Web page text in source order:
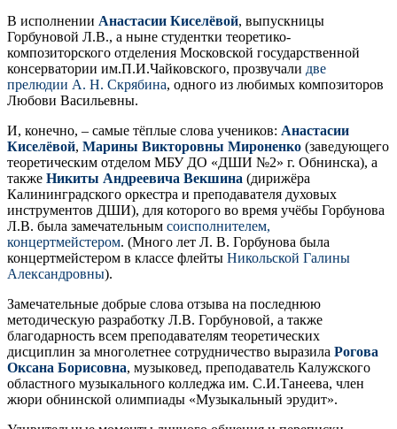
В исполнении Анастасии Киселёвой, выпускницы
Горбуновой Л.В., а ныне студентки теоретико-
композиторского отделения Московской государственной
консерватории им.П.И.Чайковского, прозвучали две
прелюдии А. Н. Скрябина, одного из любимых композиторов
Любови Васильевны.
И, конечно, – самые тёплые слова учеников: Анастасии
Киселёвой, Марины Викторовны Мироненко (заведующего
теоретическим отделом МБУ ДО «ДШИ №2» г. Обнинска), а
также Никиты Андреевича Векшина (дирижёра
Калининградского оркестра и преподавателя духовых
инструментов ДШИ), для которого во время учёбы Горбунова
Л.В. была замечательным соисполнителем,
концертмейстером. (Много лет Л. В. Горбунова была
концертмейстером в классе флейты Никольской Галины
Александровны).
Замечательные добрые слова отзыва на последнюю
методическую разработку Л.В. Горбуновой, а также
благодарность всем преподавателям теоретических
дисциплин за многолетнее сотрудничество выразила Рогова
Оксана Борисовна, музыковед, преподаватель Калужского
областного музыкального колледжа им. С.И.Танеева, член
жюри обнинской олимпиады «Музыкальный эрудит».